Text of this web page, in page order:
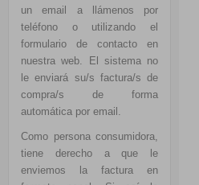
un email a llámenos por
teléfono o utilizando el
formulario de contacto en
nuestra web. El sistema no
le enviará su/s factura/s de
compra/s de forma
automática por email.
Como persona consumidora,
tiene derecho a que le
enviemos la factura en